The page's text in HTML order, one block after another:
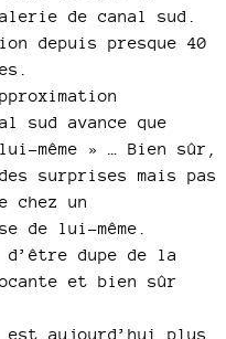
de canal sud.
depuis presque 40
sud avance que
même » … Bien sûr,
surprises mais pas
chez un
de lui-même.
dupe de la
et bien sûr
aujourd’hui plus